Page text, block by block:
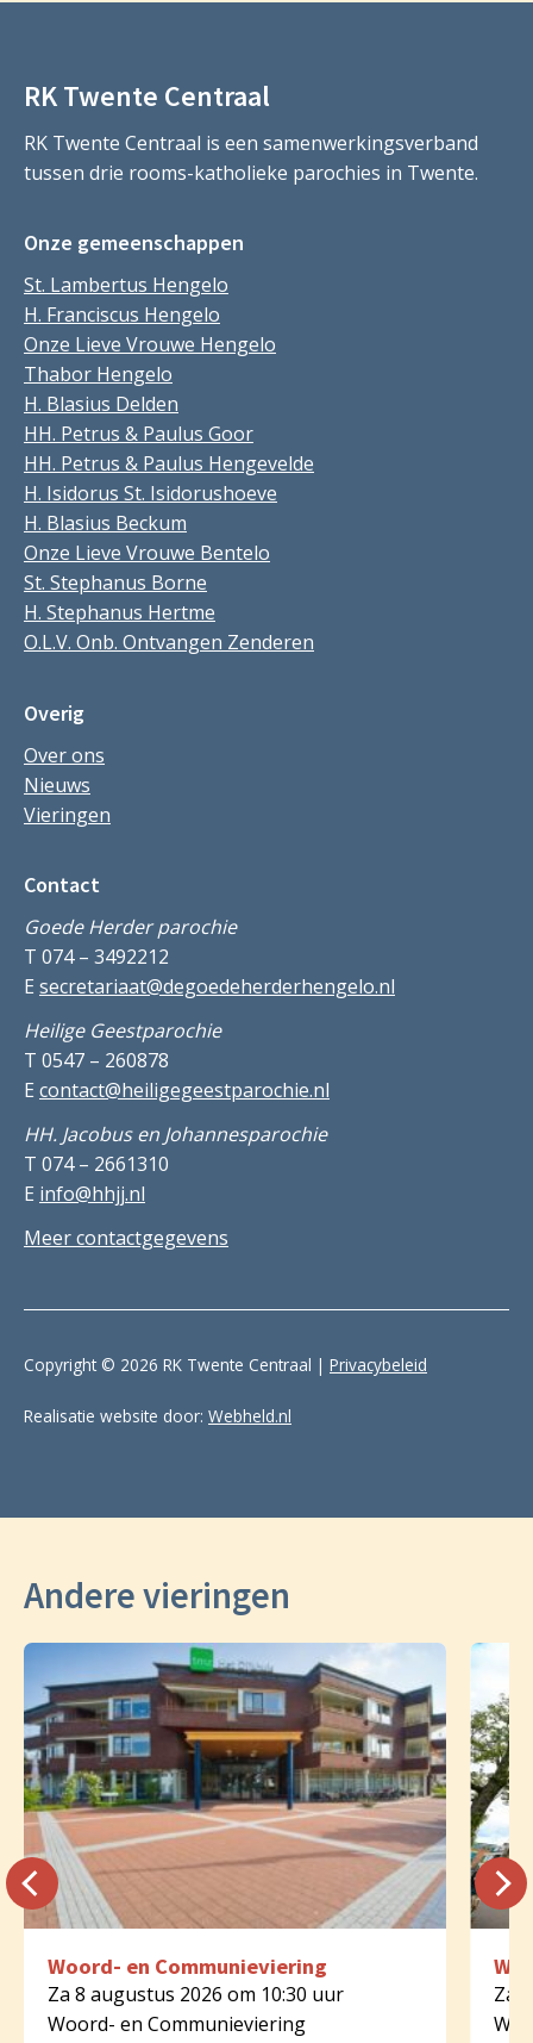
RK Twente Centraal
RK Twente Centraal is een samenwerkingsverband
tussen drie rooms-katholieke parochies in Twente.
Onze gemeenschappen
St. Lambertus Hengelo
H. Franciscus Hengelo
Onze Lieve Vrouwe Hengelo
Thabor Hengelo
H. Blasius Delden
HH. Petrus & Paulus Goor
HH. Petrus & Paulus Hengevelde
H. Isidorus St. Isidorushoeve
H. Blasius Beckum
Onze Lieve Vrouwe Bentelo
St. Stephanus Borne
H. Stephanus Hertme
O.L.V. Onb. Ontvangen Zenderen
Overig
Over ons
Nieuws
Vieringen
Contact
Goede Herder parochie
T 074 – 3492212
E secretariaat@degoedeherderhengelo.nl
Heilige Geestparochie
T 0547 – 260878
E contact@heiligegeestparochie.nl
HH. Jacobus en Johannesparochie
T 074 – 2661310
E info@hhjj.nl
Meer contactgegevens
Copyright © 2026 RK Twente Centraal | Privacybeleid
Realisatie website door: Webheld.nl
Andere vieringen
Woord- en Communieviering
Za 8 augustus 2026 om 10:30 uur
Woord- en Communieviering
Za